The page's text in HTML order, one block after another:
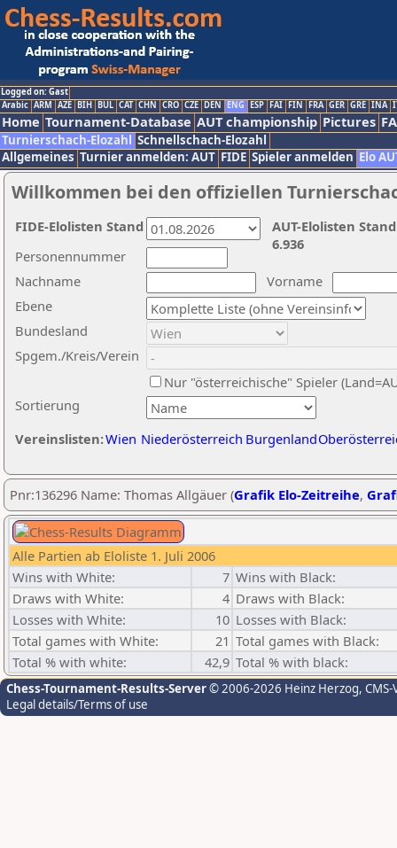
Logged on: Gast
Arabic ARM AZE BIH BUL CAT CHN CRO CZE DEN ENG ESP FAI FIN FRA GER GRE INA
Home Tournament-Database AUT championship Pictures
Turnierschach-Elozahl Schnellschach-Elozahl
Allgemeines Turnier anmelden: AUT FIDE Spieler anmelden Elo
Willkommen bei den offiziellen
Nachname
Vorname
Ebene
Sortierung
Personennummer
Bundesland
Spgem./Kreis/Verein
Nur "österreichische" Spieler
Vereinslisten:Wien Niederösterreich Burgenland
AUT-Elolisten
6.936
FIDE-Elolisten Stand
Pnr:136296 Name: Thomas Allgäuer (Grafik Elo-Zeitreihe,
Alle Partien ab Eloliste 1. Juli 2006
Wins with White:
7 Wins with Black:
Draws with White:
4 Draws with Black:
Losses with White:
10 Losses with Black:
Total games with White:
21 Total games with Black:
Total % with white:
42,9 Total % with black:
Chess-Tournament-Results-Server© 2006-2026 Heinz Herzog,
Legal details/Terms of use